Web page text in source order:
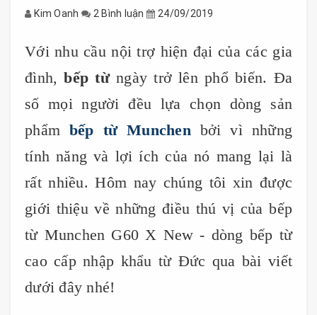
Kim Oanh 2 Bình luận 24/09/2019
Với nhu cầu nội trợ hiện đại của các gia
đình,bếp từngày trở lên phổ biến. Đa
số mọi người đều lựa chọn dòng sản
phẩm bếp từ Munchen bởi vì những
tính năng và lợi ích của nó mang lại là
rất nhiều. Hôm nay chúng tôi xin được
giới thiệu về những điều thú vị của bếp
từ Munchen G60 X New - dòng bếp từ
cao cấp nhập khẩu từ Đức qua bài viết
dưới đây nhé!